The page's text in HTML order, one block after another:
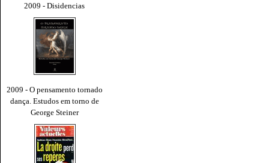
2009 - Disidencias
2009 - O pensamento tornado
dança. Estudos em torno de
George Steiner